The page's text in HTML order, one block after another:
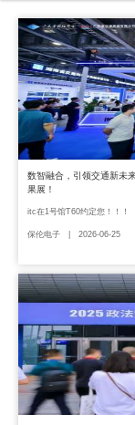
数智融合，引领交通新未
果展！
itc在1号馆T60约定您！！！
保伦电子 | 2026-06-25